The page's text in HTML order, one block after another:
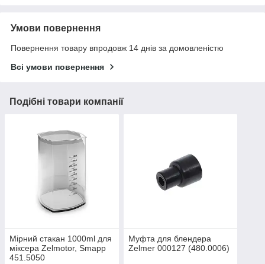
Умови повернення
Повернення товару впродовж 14 днів за домовленістю
Всі умови повернення
Подібні товари компанії
Мірний стакан 1000ml для
міксера Zelmotor, Smapp
451.5050
Муфта для блендера
Zelmer 000127 (480.0006)